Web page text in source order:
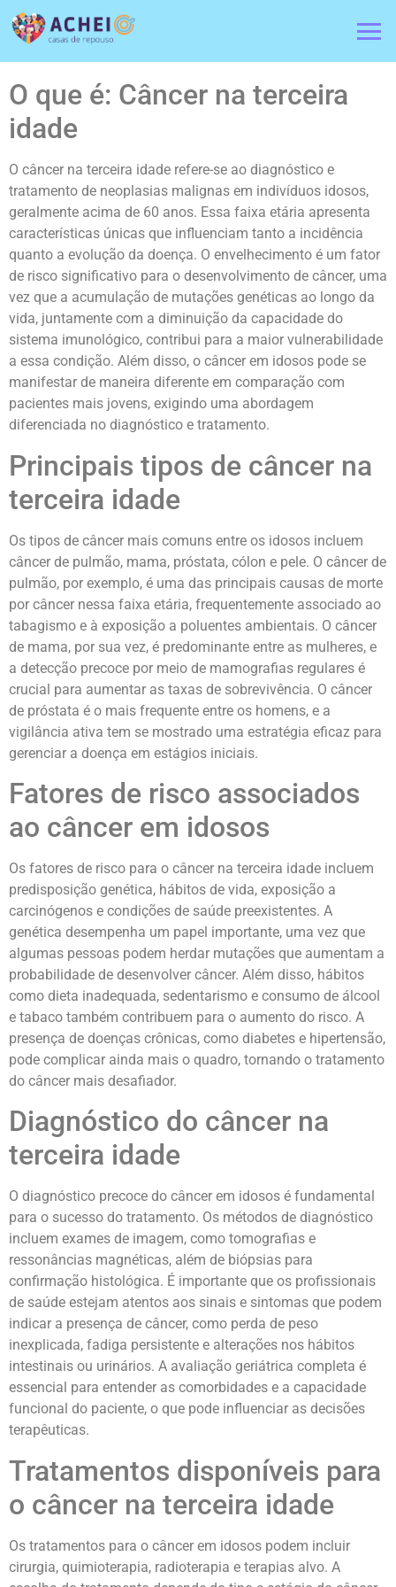
O que é: Câncer na terceira
idade
O câncer na terceira idade refere-se ao diagnóstico e
tratamento de neoplasias malignas em indivíduos idosos,
geralmente acima de 60 anos. Essa faixa etária apresenta
características únicas que influenciam tanto a incidência
quanto a evolução da doença. O envelhecimento é um fator
de risco significativo para o desenvolvimento de câncer, uma
vez que a acumulação de mutações genéticas ao longo da
vida, juntamente com a diminuição da capacidade do
sistema imunológico, contribui para a maior vulnerabilidade
a essa condição. Além disso, o câncer em idosos pode se
manifestar de maneira diferente em comparação com
pacientes mais jovens, exigindo uma abordagem
diferenciada no diagnóstico e tratamento.
Principais tipos de câncer na
terceira idade
Os tipos de câncer mais comuns entre os idosos incluem
câncer de pulmão, mama, próstata, cólon e pele. O câncer de
pulmão, por exemplo, é uma das principais causas de morte
por câncer nessa faixa etária, frequentemente associado ao
tabagismo e à exposição a poluentes ambientais. O câncer
de mama, por sua vez, é predominante entre as mulheres, e
a detecção precoce por meio de mamografias regulares é
crucial para aumentar as taxas de sobrevivência. O câncer
de próstata é o mais frequente entre os homens, e a
vigilância ativa tem se mostrado uma estratégia eficaz para
gerenciar a doença em estágios iniciais.
Fatores de risco associados
ao câncer em idosos
Os fatores de risco para o câncer na terceira idade incluem
predisposição genética, hábitos de vida, exposição a
carcinógenos e condições de saúde preexistentes. A
genética desempenha um papel importante, uma vez que
algumas pessoas podem herdar mutações que aumentam a
probabilidade de desenvolver câncer. Além disso, hábitos
como dieta inadequada, sedentarismo e consumo de álcool
e tabaco também contribuem para o aumento do risco. A
presença de doenças crônicas, como diabetes e hipertensão,
pode complicar ainda mais o quadro, tornando o tratamento
do câncer mais desafiador.
Diagnóstico do câncer na
terceira idade
O diagnóstico precoce do câncer em idosos é fundamental
para o sucesso do tratamento. Os métodos de diagnóstico
incluem exames de imagem, como tomografias e
ressonâncias magnéticas, além de biópsias para
confirmação histológica. É importante que os profissionais
de saúde estejam atentos aos sinais e sintomas que podem
indicar a presença de câncer, como perda de peso
inexplicada, fadiga persistente e alterações nos hábitos
intestinais ou urinários. A avaliação geriátrica completa é
essencial para entender as comorbidades e a capacidade
funcional do paciente, o que pode influenciar as decisões
terapêuticas.
Tratamentos disponíveis para
o câncer na terceira idade
Os tratamentos para o câncer em idosos podem incluir
cirurgia, quimioterapia, radioterapia e terapias alvo. A